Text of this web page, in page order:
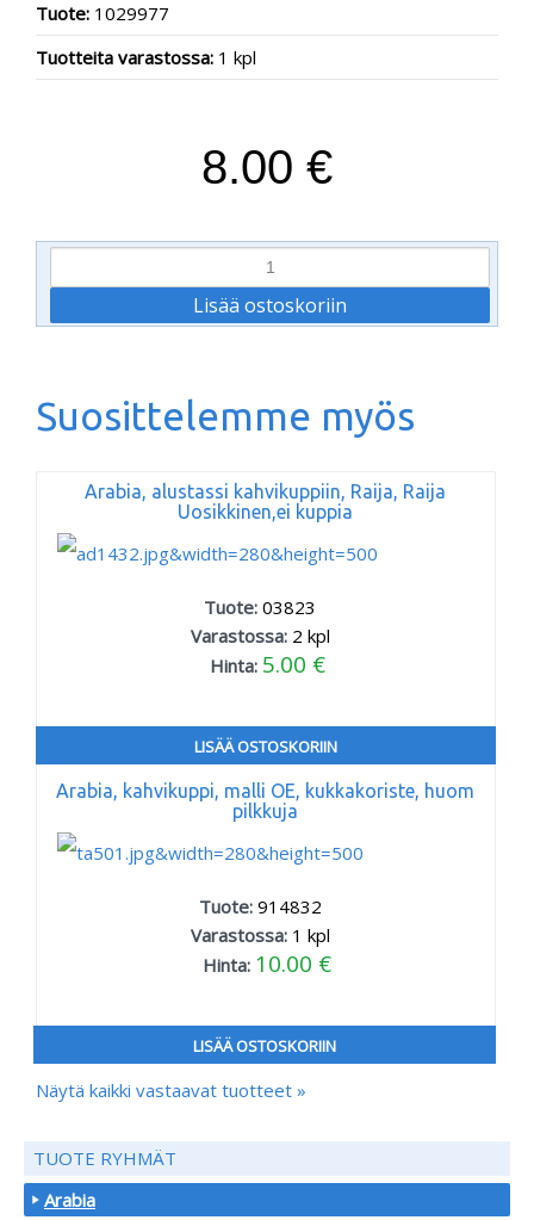
Tuote: 1029977
Tuotteita varastossa: 1 kpl
8.00 €
Suosittelemme myös
Arabia, alustassi kahvikuppiin, Raija, Raija
Uosikkinen,ei kuppia
Tuote:03823
Varastossa: 2 kpl
Hinta: 5.00 €
LISÄÄ OSTOSKORIIN
Arabia, kahvikuppi, malli OE, kukkakoriste, huom
pilkkuja
Tuote: 914832
Varastossa: 1 kpl
Hinta: 10.00 €
LISÄÄ OSTOSKORIIN
Näytä kaikki vastaavat tuotteet »
TUOTE RYHMÄT
Arabia